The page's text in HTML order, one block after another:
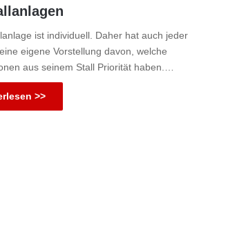
ist individuell. Daher hat auch jeder
eigene Vorstellung davon, welche
aus seinem Stall Priorität haben.…
>>